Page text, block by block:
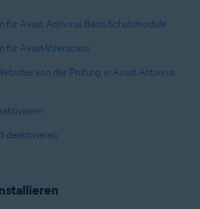
für Avast Antivirus Basis-Schutzmodule
für Avast-Virenscans
von der Prüfung in Avast Antivirus
deaktivieren